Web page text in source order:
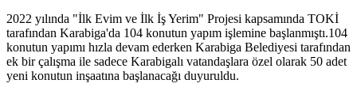
2022 yılında "İlk Evim ve İlk İş Yerim" Projesi kapsamında TOKİ
tarafından Karabiga'da 104 konutun yapım işlemine başlanmıştı.104
konutun yapımı hızla devam ederken Karabiga Belediyesi tarafından
ek bir çalışma ile sadece Karabigalı vatandaşlara özel olarak 50 adet
yeni konutun inşaatına başlanacağı duyuruldu.